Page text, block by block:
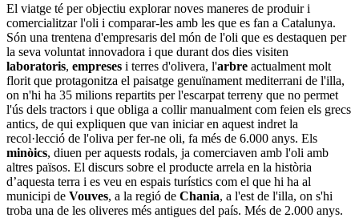
El viatge té per objectiu explorar noves maneres de produir i
comercialitzar l'oli i comparar-les amb les que es fan a Catalunya.
Són una trentena d'empresaris del món de l'oli que es destaquen per
la seva voluntat innovadora i que durant dos dies visiten
laboratoris, empreses i terres d'olivera, l'arbre actualment molt
florit que protagonitza el paisatge genuïnament mediterrani de l'illa,
on n'hi ha 35 milions repartits per l'escarpat terreny que no permet
l'ús dels tractors i que obliga a collir manualment com feien els grecs
antics, de qui expliquen que van iniciar en aquest indret la
recol·lecció de l'oliva per fer-ne oli, fa més de 6.000 anys. Els
minòics, diuen per aquests rodals, ja comerciaven amb l'oli amb
altres països. El discurs sobre el producte arrela en la història
d’aquesta terra i es veu en espais turístics com el que hi ha al
municipi de Vouves, a la regió de Chania, a l'est de l'illa, on s'hi
troba una de les oliveres més antigues del país. Més de 2.000 anys.